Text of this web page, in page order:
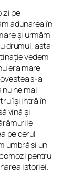
zi pe
adunarea în
și urmăm
drumul, asta
vedem
era mare
s-a
ne mai
își intră în
vină și
pe cerul
umbră și un
pentru
istoriei.